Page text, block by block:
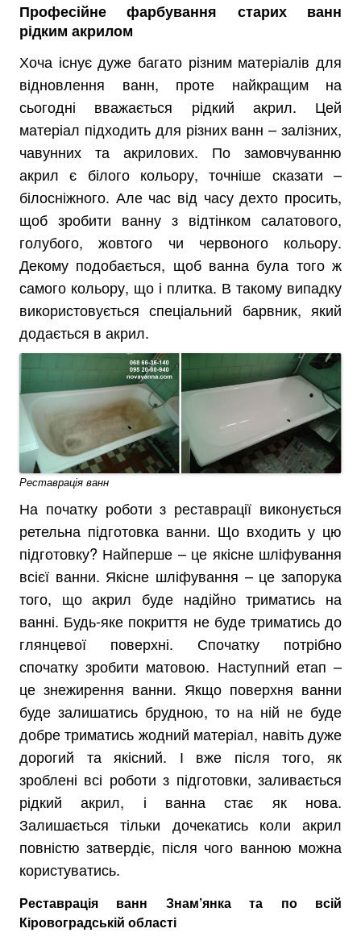
Професійне фарбування старих ванн
рідким акрилом
Хоча існує дуже багато різним матеріалів для
відновлення ванн, проте найкращим на
сьогодні вважається рідкий акрил. Цей
матеріал підходить для різних ванн – залізних,
чавунних та акрилових. По замовчуванню
акрил є білого кольору, точніше сказати –
білосніжного. Але час від часу дехто просить,
щоб зробити ванну з відтінком салатового,
голубого, жовтого чи червоного кольору.
Декому подобається, щоб ванна була того ж
самого кольору, що і плитка. В такому випадку
використовується спеціальний барвник, який
додається в акрил.
Реставрація ванн
На початку роботи з реставрації виконується
ретельна підготовка ванни. Що входить у цю
підготовку? Найперше – це якісне шліфування
всієї ванни. Якісне шліфування – це запорука
того, що акрил буде надійно триматись на
ванні. Будь-яке покриття не буде триматись до
глянцевої поверхні. Спочатку потрібно
спочатку зробити матовою. Наступний етап –
це знежирення ванни. Якщо поверхня ванни
буде залишатись брудною, то на ній не буде
добре триматись жодний матеріал, навіть дуже
дорогий та якісний. І вже після того, як
зроблені всі роботи з підготовки, заливається
рідкий акрил, і ванна стає як нова.
Залишається тільки дочекатись коли акрил
повністю затвердіє, після чого ванною можна
користуватись.
Реставрація ванн Знам’янка та по всій
Кіровоградській області